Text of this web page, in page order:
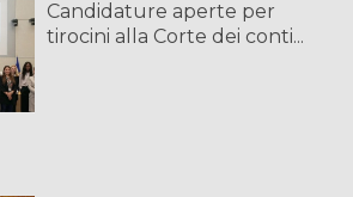
Candidature aperte per
tirocini alla Corte dei conti...